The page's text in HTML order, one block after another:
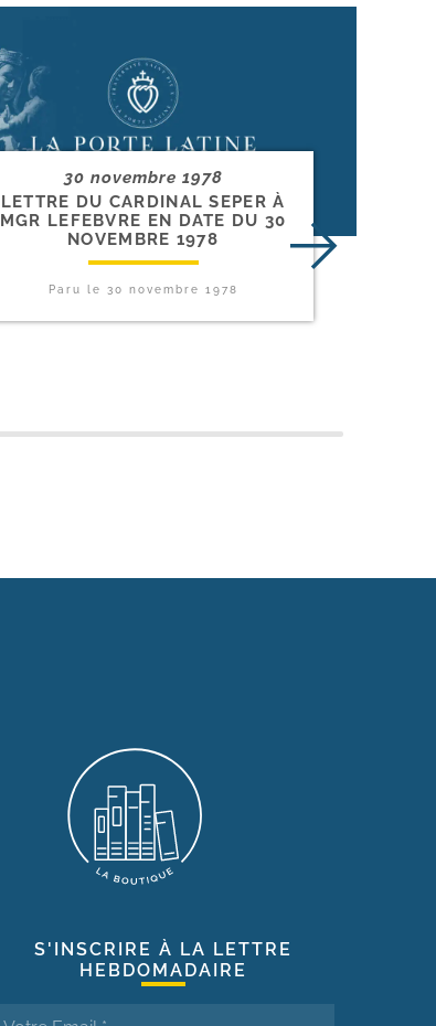
30 novembre 1978
LETTRE DU CARDINAL SEPER À
MGR LEFEBVRE EN DATE DU 30
NOVEMBRE 1978
Paru le 30 novembre 1978
S'INSCRIRE À LA LETTRE
HEBDOMADAIRE